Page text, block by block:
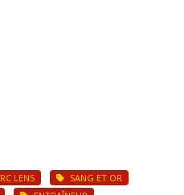
RC LENS
SANG ET OR